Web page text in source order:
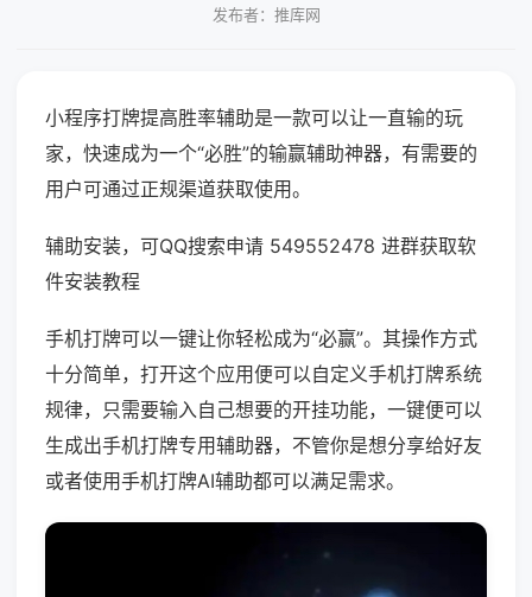
发布者：推库网
小程序打牌提高胜率辅助是一款可以让一直输的玩
家，快速成为一个“必胜”的输赢辅助神器，有需要的
用户可通过正规渠道获取使用。
辅助安装，可QQ搜索申请 549552478 进群获取软
件安装教程
手机打牌可以一键让你轻松成为“必赢”。其操作方式
十分简单，打开这个应用便可以自定义手机打牌系统
规律，只需要输入自己想要的开挂功能，一键便可以
生成出手机打牌专用辅助器，不管你是想分享给好友
或者使用手机打牌AI辅助都可以满足需求。